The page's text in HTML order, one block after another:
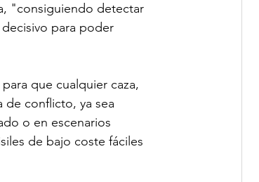
"consiguiendo detectar
para poder
que cualquier caza,
conflicto, ya sea
o en escenarios
de bajo coste fáciles